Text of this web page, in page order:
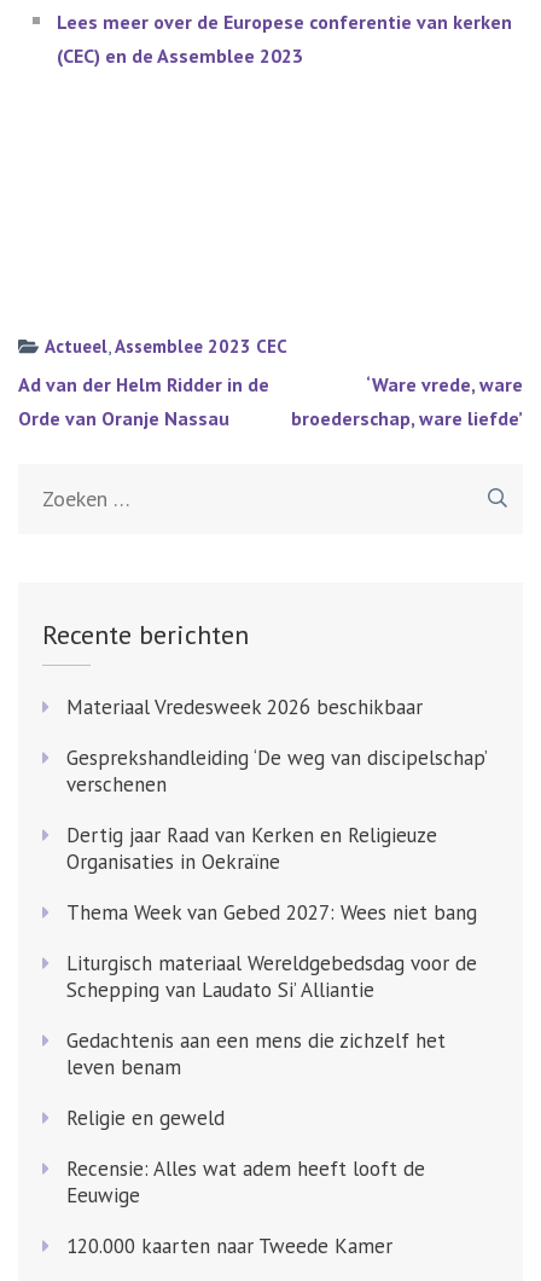
Lees meer over de Europese conferentie van kerken
(CEC) en de Assemblee 2023
Actueel, Assemblee 2023 CEC
Bericht
navigatie
Ad van der Helm Ridder in de
Orde van Oranje Nassau
‘Ware vrede, ware
broederschap, ware liefde’
Recente berichten
Materiaal Vredesweek 2026 beschikbaar
Gesprekshandleiding ‘De weg van discipelschap’
verschenen
Dertig jaar Raad van Kerken en Religieuze
Organisaties in Oekraïne
Thema Week van Gebed 2027: Wees niet bang
Liturgisch materiaal Wereldgebedsdag voor de
Schepping van Laudato Si’ Alliantie
Gedachtenis aan een mens die zichzelf het
leven benam
Religie en geweld
Recensie: Alles wat adem heeft looft de
Eeuwige
120.000 kaarten naar Tweede Kamer